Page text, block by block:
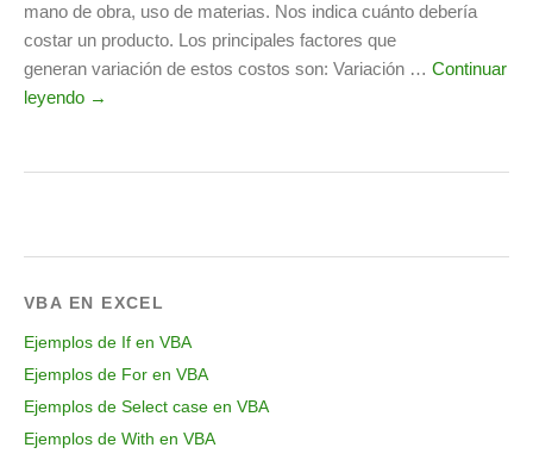
mano de obra, uso de materias. Nos indica cuánto debería
costar un producto. Los principales factores que
generan variación de estos costos son: Variación … Continuar
leyendo →
VBA EN EXCEL
Ejemplos de If en VBA
Ejemplos de For en VBA
Ejemplos de Select case en VBA
Ejemplos de With en VBA